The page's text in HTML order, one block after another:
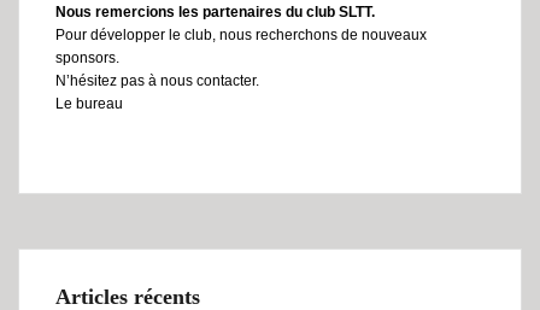
Nous remercions les partenaires du club SLTT.
Pour développer le club, nous recherchons de nouveaux
sponsors.
N’hésitez pas à nous contacter.
Le bureau
Articles récents